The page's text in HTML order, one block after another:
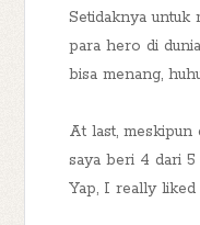
Setidaknya untuk
para hero di
bisa menang,
At last, meskipun
saya beri 4 dari
Yap, I really liked